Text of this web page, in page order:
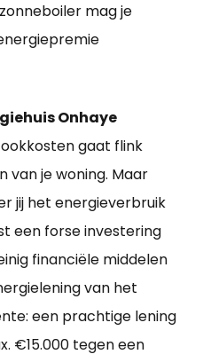
mag je
Onhaye
gaat flink
van je woning. Maar
jij het energieverbruik
een forse investering
financiële middelen
van het
een prachtige lening
€15.000 tegen een